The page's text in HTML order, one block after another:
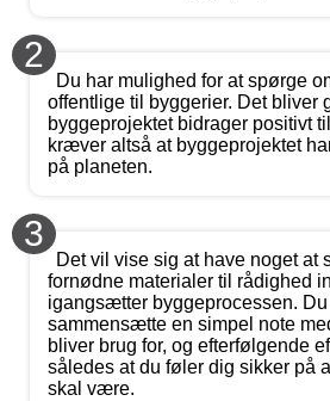
2
Du har mulighed for at spørge
offentlige til byggerier. Det bliver
byggeprojektet bidrager positivt
kræver altså at byggeprojektet
på planeten.
3
Det vil vise sig at have noget at
fornødne materialer til rådighed
igangsætter byggeprocessen. Du
sammensætte en simpel note
bliver brug for, og efterfølgende
således at du føler dig sikker på
skal være.